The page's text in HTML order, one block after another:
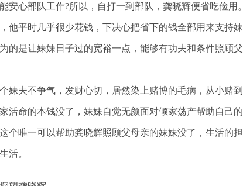
心部队工作?所以，自打一到部队，龚晓辉便省吃俭用。
他平时几乎很少花钱，下决心把省下的钱全部用来支持妹
的是让妹妹日子过的宽裕一点，能够有功夫和条件照顾父
妹夫不争气，发财心切，居然染上赌博的毛病，从小赌到
活命的本钱没了，妹妹自觉无颜面对倾家荡产帮助自己的
个唯一可以帮助龚晓辉照顾父母亲的妹妹没了，生活的担
活。